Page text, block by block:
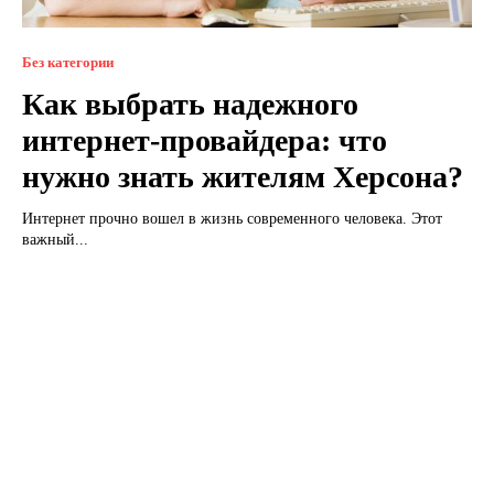
Без категории
Как выбрать надежного
интернет-провайдера: что
нужно знать жителям Херсона?
Интернет прочно вошел в жизнь современного человека. Этот
важный...